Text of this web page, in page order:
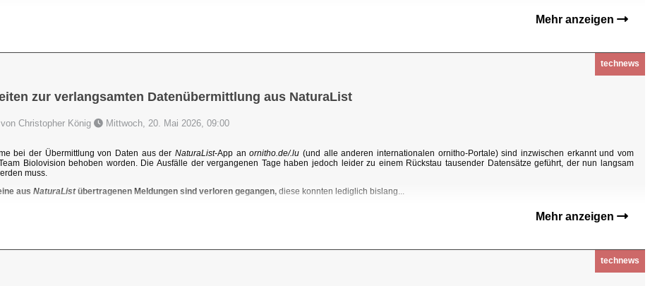
Mehr anzeigen
technews
zur verlangsamten Datenübermittlung aus NaturaList
Christopher König Mittwoch, 20. Mai 2026, 09:00
bei der Übermittlung von Daten aus der NaturaList-App anornitho.de/.lu (und alle anderen internationalen ornitho-Portale) sind inzwischen erkannt und vom
Biolovision behoben worden. Die Ausfälle der vergangenen Tage haben jedoch leider zu einem Rückstau tausender Datensätze geführt, der nun langsam
muss.
aus NaturaListübertragenen Meldungen sind verloren gegangen, diese konnten lediglich bislang...
Mehr anzeigen
technews